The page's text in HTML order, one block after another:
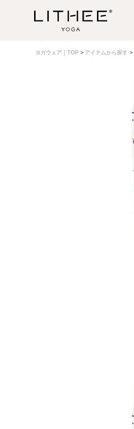
ヨガウェア｜TOP アイテムから探す